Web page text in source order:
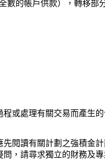
的帳戶供款），轉移部
或處理有關交易而產生
閱讀有關計劃之強積金
，請尋求獨立的財務及專